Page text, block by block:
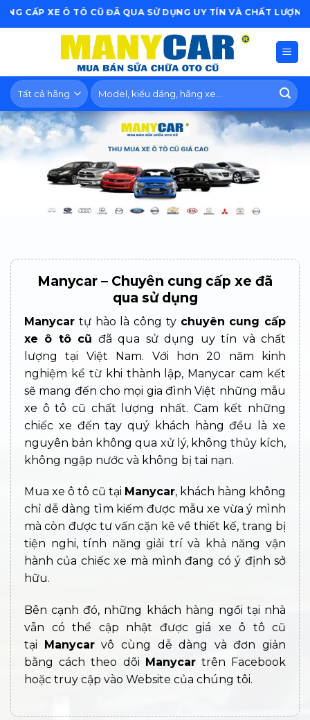
Skip
to
Ô TÔ CŨ ĐÃ QUA SỬ DỤNG UY TÍN VÀ CHẤT LƯỢNG
Tìm
kiếm:
Manycar – Chuyên cung cấp xe đã
qua sử dụng
Manycar tự hào là công ty chuyên cung cấp
xe ô tô cũ đã qua sử dụng uy tín và chất
lượng tại Việt Nam. Với hơn 20 năm kinh
nghiệm kể từ khi thành lập, Manycar cam kết
sẽ mang đến cho mọi gia đình Việt những mẫu
xe ô tô cũ chất lượng nhất. Cam kết những
chiếc xe đến tay quý khách hàng đều là xe
nguyên bản không qua xử lý, không thủy kích,
không ngập nước và không bị tai nạn.
Mua xe ô tô cũ tại Manycar, khách hàng không
chỉ dễ dàng tìm kiếm được mẫu xe vừa ý mình
mà còn được tư vấn cặn kẽ về thiết kế, trang bị
tiện nghi, tính năng giải trí và khả năng vận
hành của chiếc xe mà mình đang có ý định sở
hữu.
Bên cạnh đó, những khách hàng ngồi tại nhà
vẫn có thể cập nhật được giá xe ô tô cũ
tại
Manycarvô cùng dễ dàng và đơn giản
bằng cách theo dõi
Manycartrên Facebook
hoặc truy cập vào Website của chúng tôi.